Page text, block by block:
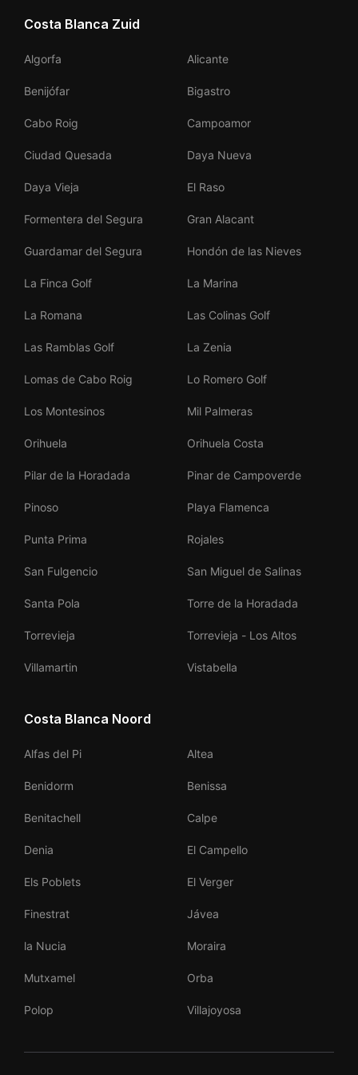
Costa Blanca Zuid
Algorfa Alicante
Benijófar Bigastro
Cabo Roig Campoamor
Ciudad Quesada Daya Nueva
Daya Vieja El Raso
Formentera del Segura Gran Alacant
Guardamar del Segura Hondón de las Nieves
La Finca Golf La Marina
La Romana Las Colinas Golf
Las Ramblas Golf La Zenia
Lomas de Cabo Roig Lo Romero Golf
Los Montesinos Mil Palmeras
Orihuela Orihuela Costa
Pilar de la Horadada Pinar de Campoverde
Pinoso Playa Flamenca
Punta Prima Rojales
San Fulgencio San Miguel de Salinas
Santa Pola Torre de la Horadada
Torrevieja Torrevieja - Los Altos
Villamartin Vistabella
Costa Blanca Noord
Alfas del Pi Altea
Benidorm Benissa
Benitachell Calpe
Denia El Campello
Els Poblets El Verger
Finestrat Jávea
la Nucia Moraira
Mutxamel Orba
Polop Villajoyosa